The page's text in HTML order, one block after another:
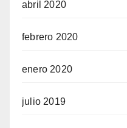
abril 2020
febrero 2020
enero 2020
julio 2019